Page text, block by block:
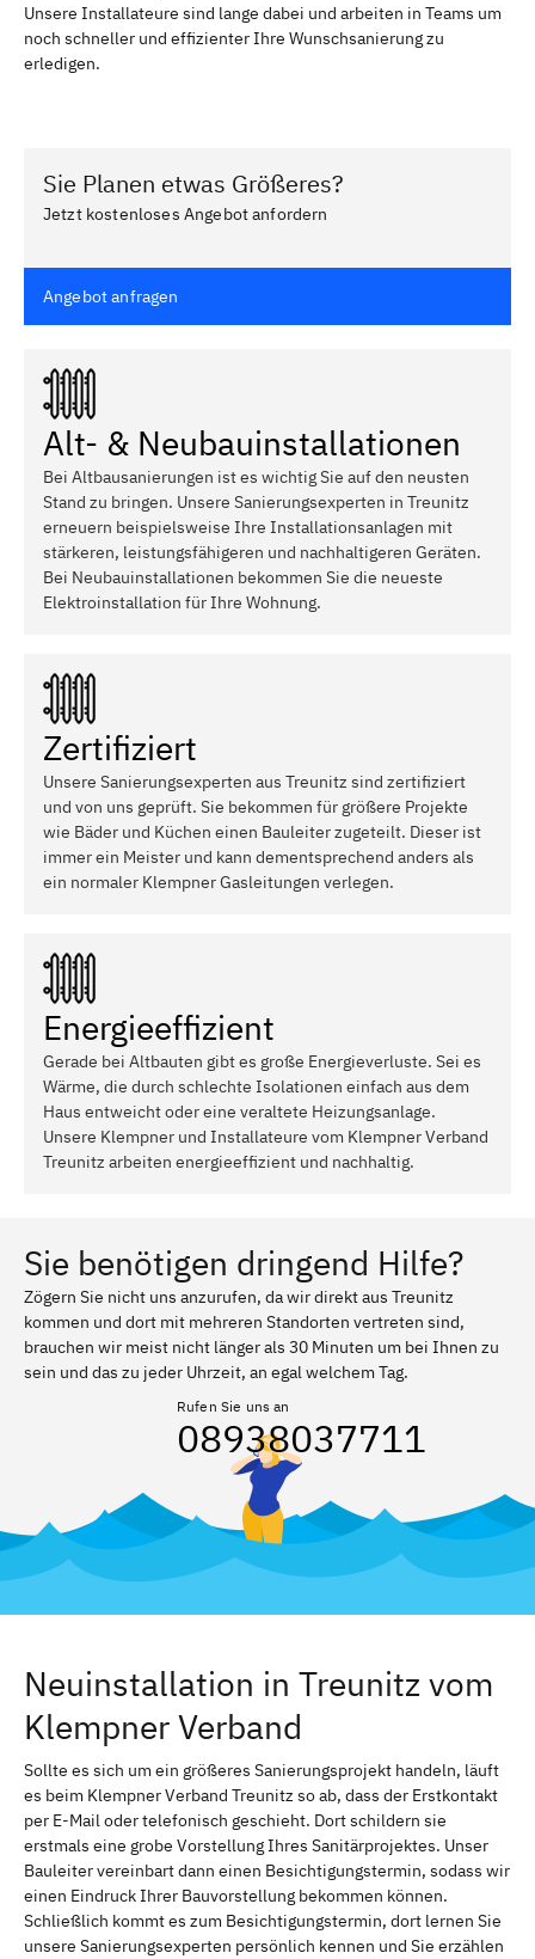
Unsere Installateure sind lange dabei und arbeiten in Teams um
noch schneller und effizienter Ihre Wunschsanierung zu
erledigen.
Sie Planen etwas Größeres?
Jetzt kostenloses Angebot anfordern
Angebot anfragen
Alt- & Neubauinstallationen
Bei Altbausanierungen ist es wichtig Sie auf den neusten
Stand zu bringen. Unsere Sanierungsexperten in Treunitz
erneuern beispielsweise Ihre Installationsanlagen mit
stärkeren, leistungsfähigeren und nachhaltigeren Geräten.
Bei Neubauinstallationen bekommen Sie die neueste
Elektroinstallation für Ihre Wohnung.
Zertifiziert
Unsere Sanierungsexperten aus Treunitz sind zertifiziert
und von uns geprüft. Sie bekommen für größere Projekte
wie Bäder und Küchen einen Bauleiter zugeteilt. Dieser ist
immer ein Meister und kann dementsprechend anders als
ein normaler Klempner Gasleitungen verlegen.
Energieeffizient
Gerade bei Altbauten gibt es große Energieverluste. Sei es
Wärme, die durch schlechte Isolationen einfach aus dem
Haus entweicht oder eine veraltete Heizungsanlage.
Unsere Klempner und Installateure vom Klempner Verband
Treunitz arbeiten energieeffizient und nachhaltig.
Sie benötigen dringend Hilfe?
Zögern Sie nicht uns anzurufen, da wir direkt aus Treunitz
kommen und dort mit mehreren Standorten vertreten sind,
brauchen wir meist nicht länger als 30 Minuten um bei Ihnen zu
sein und das zu jeder Uhrzeit, an egal welchem Tag.
Rufen Sie uns an
08938037711
Neuinstallation in Treunitz vom
Klempner Verband
Sollte es sich um ein größeres Sanierungsprojekt handeln, läuft
es beim Klempner Verband Treunitz so ab, dass der Erstkontakt
per E-Mail oder telefonisch geschieht. Dort schildern sie
erstmals eine grobe Vorstellung Ihres Sanitärprojektes. Unser
Bauleiter vereinbart dann einen Besichtigungstermin, sodass wir
einen Eindruck Ihrer Bauvorstellung bekommen können.
Schließlich kommt es zum Besichtigungstermin, dort lernen Sie
unsere Sanierungsexperten persönlich kennen und Sie erzählen